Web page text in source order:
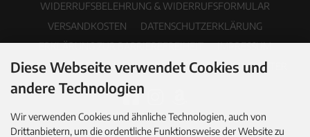
WIDERRUFSBELEHRUNG & WIDERRUFSFORMULAR
VERSANDKOSTEN
DATENSCHUTZERKLÄRUNG
ERKLÄRUNG ZUR BARRIEREFREIHEIT
IMPRESSUM
COOKIE EINSTELLUNGEN
PDF-KATALOG NEWSLETTER
Diese Webseite verwendet Cookies und
andere Technologien
Wir verwenden Cookies und ähnliche Technologien, auch von
Drittanbietern, um die ordentliche Funktionsweise der Website zu